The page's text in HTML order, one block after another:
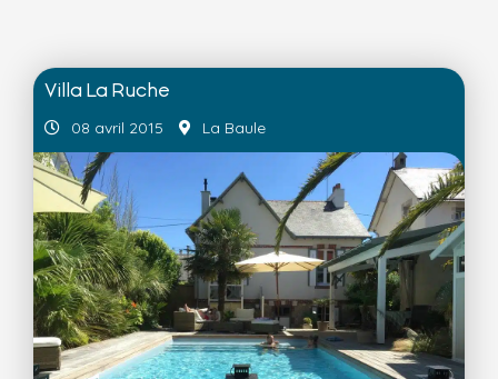
Villa La Ruche
08 avril 2015 La Baule